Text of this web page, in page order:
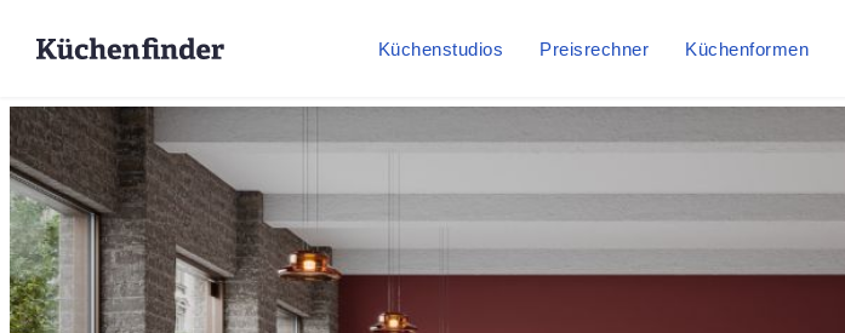
Küchenstudios Preisrechner Küchenformen